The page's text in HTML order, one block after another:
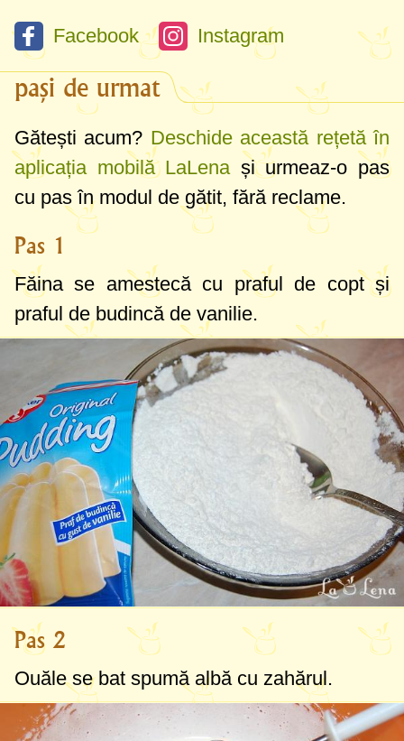
Facebook Instagram
pași de urmat
Gătești acum? Deschide această rețetă în
aplicația mobilă LaLenași urmeaz-o pas
cu pas în modul de gătit, fără reclame.
Pas 1
Făina se amestecă cu praful de copt și
praful de budincă de vanilie.
Pas 2
Ouăle se bat spumă albă cu zahărul.